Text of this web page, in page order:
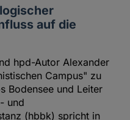
auf die
hpd-Autor Alexander
Campus" zu
Bodensee und Leiter
und
(hbbk) spricht in